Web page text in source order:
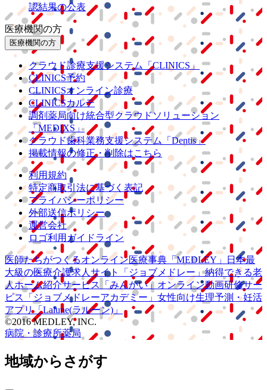
認結果の公表
医療機関の方
医療機関の方
クラウド診療支援システム
「CLINICS」
CLINICS予約
CLINICSオンライン診療
CLINICSカルテ
調剤薬局向け統合型クラウドソリューション
「MEDIXS」
クラウド歯科業務支援システム
「Dentis」
掲載情報の修正・削除はこちら
利用規約
特定商取引法に基づく表記
プライバシーポリシー
外部送信ポリシー
運営会社
ロゴ利用ガイドライン
医師たちがつくるオンライン医療事典 「MEDLEY」
日本最
大級の医療介護求人サイト 「ジョブメドレー」納得できる老
人ホーム紹介サービス
「みんかい」 オンライン動画研修サー
ビス
「ジョブメドレーアカデミー」 女性向け生理予測・妊活
アプリ「Lalune(ラルーン)」
©2016 MEDLEY, INC.
病院・診療所薬局
地域からさがす